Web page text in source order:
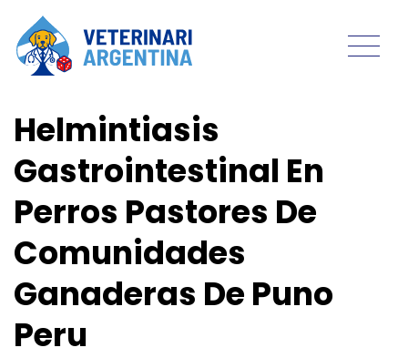
Helmintiasis
Gastrointestinal En
Perros Pastores De
Comunidades
Ganaderas De Puno
Peru